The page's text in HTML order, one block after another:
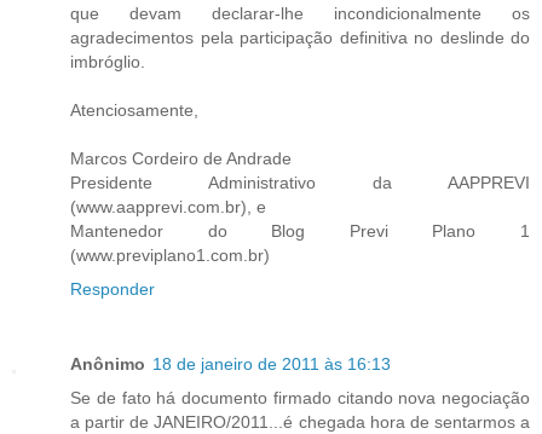
que devam declarar-lhe incondicionalmente os
agradecimentos pela participação definitiva no deslinde do
imbróglio.
Atenciosamente,
Marcos Cordeiro de Andrade
Presidente Administrativo da AAPPREVI
(www.aapprevi.com.br), e
Mantenedor do Blog Previ Plano 1
(www.previplano1.com.br)
Responder
Anônimo 18 de janeiro de 2011 às 16:13
Se de fato há documento firmado citando nova negociação
a partir de JANEIRO/2011...é chegada hora de sentarmos a